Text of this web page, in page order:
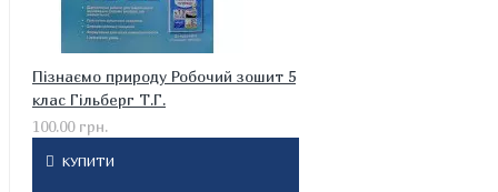
Пізнаємо природу Робочий зошит 5
клас Гільберг Т.Г.
100.00 грн.
КУПИТИ